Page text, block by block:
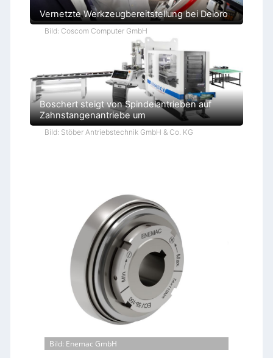
Vernetzte Werkzeugbereitstellung bei Deloro
Bild: Coscom Computer GmbH
Boschert steigt von Spindelantrieben auf
Zahnstangenantriebe um
Bild: Stöber Antriebstechnik GmbH & Co. KG
Bild: Enemac GmbH